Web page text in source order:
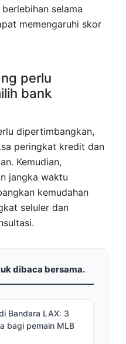
selama
memengaruhi skor
perlu
bank
dipertimbangkan,
peringkat kredit dan
Kemudian,
jangka waktu
kemudahan
seluler dan
dibaca bersama.
Bandara LAX: 3
bagi pemain MLB